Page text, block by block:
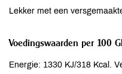
Lekker met een
Voedingswaarden per 100
Energie: 1330 KJ/318 Kcal.